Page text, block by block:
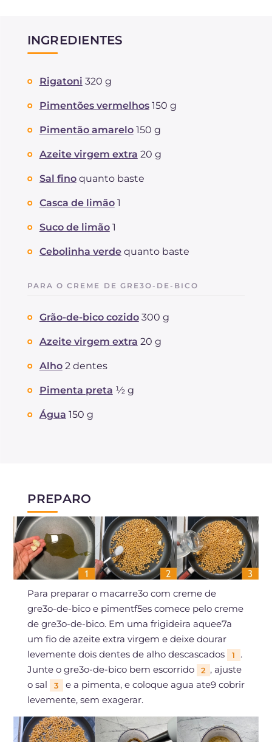
INGREDIENTES
Rigatoni 320 g
Pimentões vermelhos 150 g
Pimentão amarelo 150 g
Azeite virgem extra 20 g
Sal fino quanto baste
Casca de limão 1
Suco de limão 1
Cebolinha verde quanto baste
PARA O CREME DE GRE3O-DE-BICO
Grão-de-bico cozido 300 g
Azeite virgem extra 20 g
Alho 2 dentes
Pimenta preta ½ g
Água 150 g
PREPARO
Para preparar o macarre3o com creme de
gre3o-de-bico e pimentf5es comece pelo creme
de gre3o-de-bico. Em uma frigideira aquee7a
um fio de azeite extra virgem e deixe dourar
levemente dois dentes de alho descascados
1
.
Junte o gre3o-de-bico bem escorrido
2 , ajuste
o sal
3
e a pimenta, e coloque agua ate9 cobrir
levemente, sem exagerar.